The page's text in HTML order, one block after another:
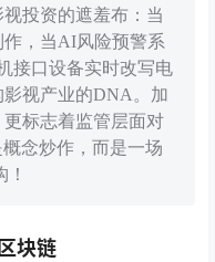
投资的遮羞布：当
作，当AI风险预警系
接口设备实时改写电
视产业的DNA。加
标志着监管层面对
念炒作，而是一场
块链